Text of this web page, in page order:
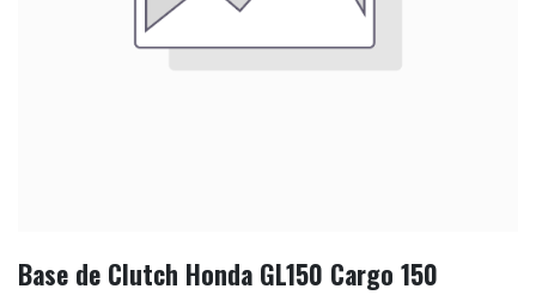
Base de Clutch Honda GL150 Cargo 150